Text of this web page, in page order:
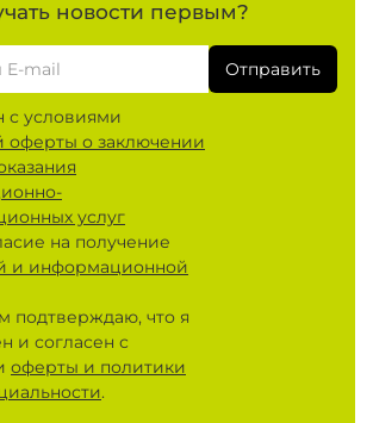
новости первым?
Отправить
с условиями
оферты о заключении
услуг
на получение
и информационной
подтверждаю, что я
и согласен с
оферты и политики
.